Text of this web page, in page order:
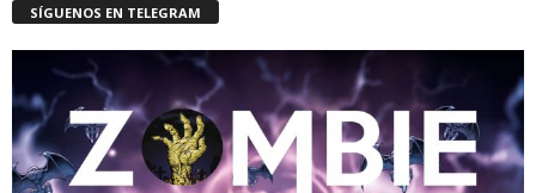
SÍGUENOS EN TELEGRAM